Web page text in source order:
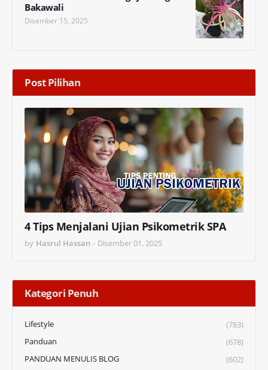
Bakawali
Disember 15, 2025
Post Pilihan
4 Tips Menjalani Ujian Psikometrik SPA
by Hasrul Hassan - Disember 01, 2025
Kategori Penuh
Lifestyle
(783)
Panduan
(678)
PANDUAN MENULIS BLOG
(602)